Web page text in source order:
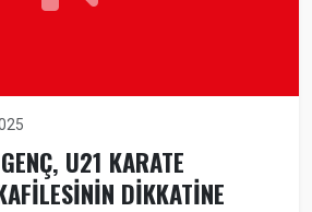
U21 KARATE
DİKKATİNE